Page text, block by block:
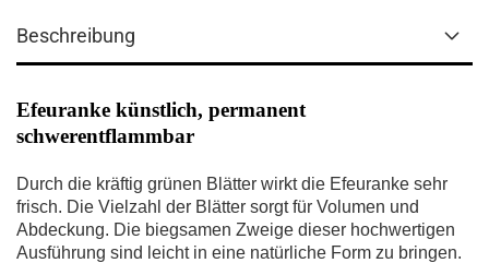
Beschreibung
Efeuranke künstlich, permanent
schwerentflammbar
Durch die kräftig grünen Blätter wirkt die Efeuranke sehr
frisch. Die Vielzahl der Blätter sorgt für Volumen und
Abdeckung. Die biegsamen Zweige dieser hochwertigen
Ausführung sind leicht in eine natürliche Form zu bringen.